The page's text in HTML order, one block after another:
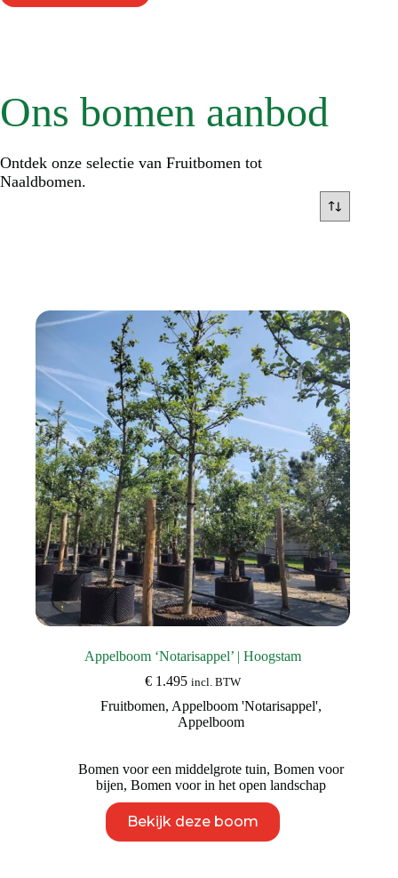
Ons bomen aanbod
Ontdek onze selectie van Fruitbomen tot
Naaldbomen.
Appelboom ‘Notarisappel’ | Hoogstam
€ 1.495 incl. BTW
Fruitbomen, Appelboom 'Notarisappel',
Appelboom
Bomen voor een middelgrote tuin, Bomen voor
bijen, Bomen voor in het open landschap
Bekijk deze boom
product
heeft